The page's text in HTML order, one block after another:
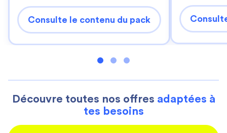
Consulte le contenu du pack
Découvre toutes nos offres adaptées à
tes besoins